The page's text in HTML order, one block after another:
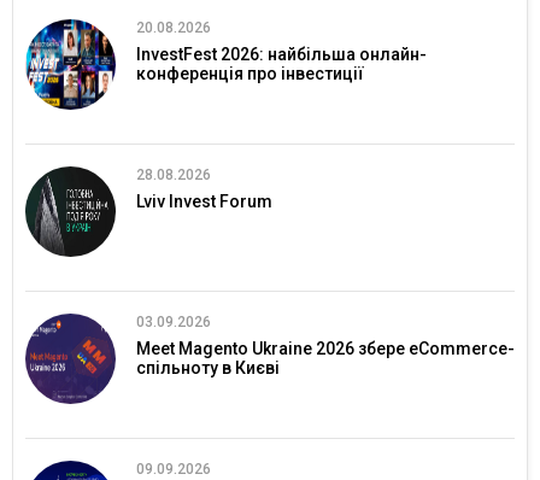
20.08.2026
InvestFest 2026: найбільша онлайн-
конференція про інвестиції
28.08.2026
Lviv Invest Forum
03.09.2026
Meet Magento Ukraine 2026 збере eCommerce-
спільноту в Києві
09.09.2026